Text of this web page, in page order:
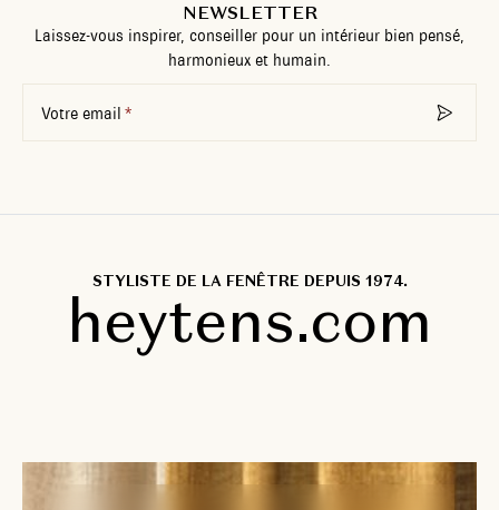
NEWSLETTER
Laissez-vous inspirer, conseiller pour un intérieur bien pensé,
harmonieux et humain.
Votre email
STYLISTE DE LA FENÊTRE DEPUIS 1974.
heytens.com